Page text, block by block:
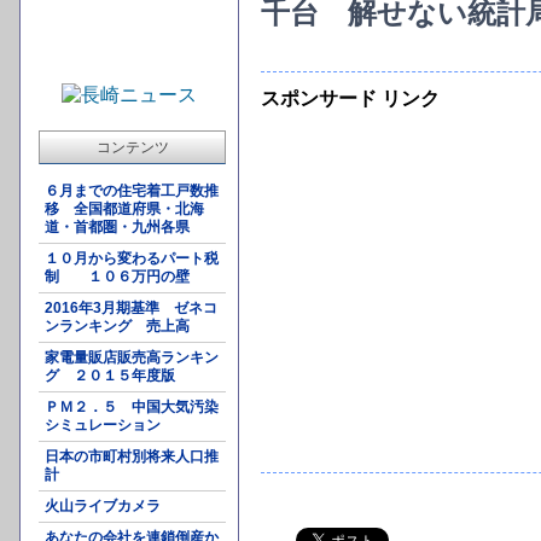
コンテンツ
６月までの住宅着工戸数推
移 全国都道府県・北海
道・首都圏・九州各県
１０月から変わるパート税
制 １０６万円の壁
2016年3月期基準 ゼネコ
ンランキング 売上高
家電量販店販売高ランキン
グ ２０１５年度版
ＰＭ２．５ 中国大気汚染
シミュレーション
日本の市町村別将来人口推
計
火山ライブカメラ
あなたの会社を連鎖倒産か
千台 解せない統計
スポンサード リンク